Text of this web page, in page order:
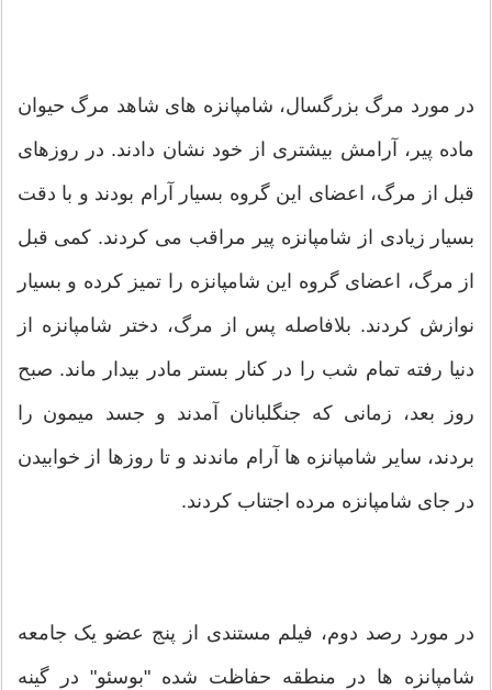
در مورد مرگ بزرگسال، شامپانزه های شاهد مرگ حیوان
ماده پیر، آرامش بیشتری از خود نشان دادند. در روزهای
قبل از مرگ، اعضای این گروه بسیار آرام بودند و با دقت
بسیار زیادی از شامپانزه پیر مراقب می کردند. کمی قبل
از مرگ، اعضای گروه این شامپانزه را تمیز کرده و بسیار
نوازش کردند. بلافاصله پس از مرگ، دختر شامپانزه از
دنیا رفته تمام شب را در کنار بستر مادر بیدار ماند. صبح
روز بعد، زمانی که جنگلبانان آمدند و جسد میمون را
بردند، سایر شامپانزه ها آرام ماندند و تا روزها از خوابیدن
در جای شامپانزه مرده اجتناب کردند.
در مورد رصد دوم، فیلم مستندی از پنج عضو یک جامعه
شامپانزه ها در منطقه حفاظت شده "بوسئو" در گینه